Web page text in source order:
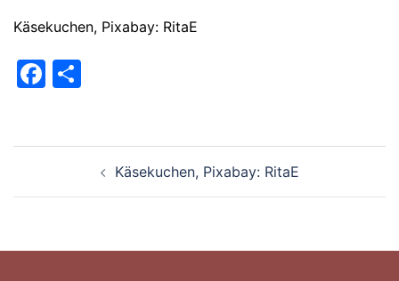
Käsekuchen, Pixabay: RitaE
Facebook
BeitragsnavigationKäsekuchen, Pixabay: RitaE